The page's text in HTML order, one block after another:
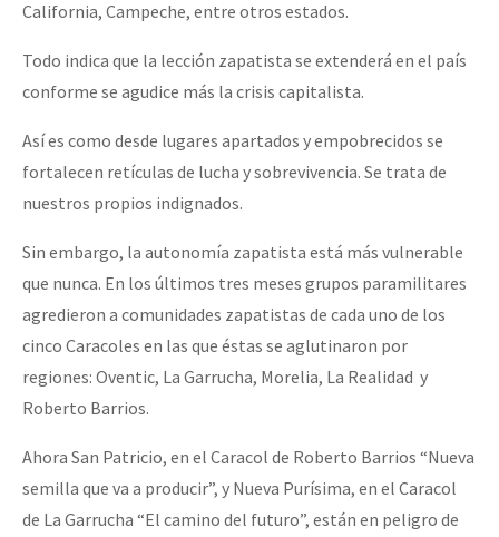
California, Campeche, entre otros estados.
Todo indica que la lección zapatista se extenderá en el país
conforme se agudice más la crisis capitalista.
Así es como desde lugares apartados y empobrecidos se
fortalecen retículas de lucha y sobrevivencia. Se trata de
nuestros propios indignados.
Sin embargo, la autonomía zapatista está más vulnerable
que nunca. En los últimos tres meses grupos paramilitares
agredieron a comunidades zapatistas de cada uno de los
cinco Caracoles en las que éstas se aglutinaron por
regiones: Oventic, La Garrucha, Morelia, La Realidad y
Roberto Barrios.
Ahora San Patricio, en el Caracol de Roberto Barrios “Nueva
semilla que va a producir”, y Nueva Purísima, en el Caracol
de La Garrucha “El camino del futuro”, están en peligro de